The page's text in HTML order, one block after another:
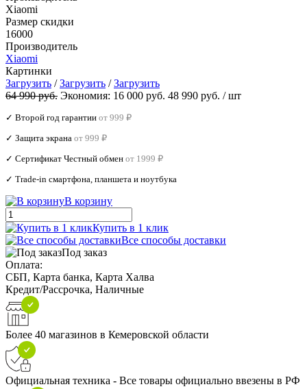
Xiaomi
Размер скидки
16000
Производитель
Xiaomi
Картинки
Загрузить /Загрузить /Загрузить
64 990 руб. Экономия: 16 000 руб. 48 990 руб. / шт
✓ Второй год гарантии от 999 ₽
✓ Защита экрана от 999 ₽
✓ Сертификат Честный обмен от 1999 ₽
✓ Trade‑in смартфона, планшета и ноутбука
В корзину
Купить в 1 клик
Все способы доставки
Под заказ
Оплата:
СБП, Карта банка, Карта Халва
Кредит/Рассрочка, Наличные
Более 40 магазинов в Кемеровской области
Официальная техника - Все товары официально ввезены в РФ